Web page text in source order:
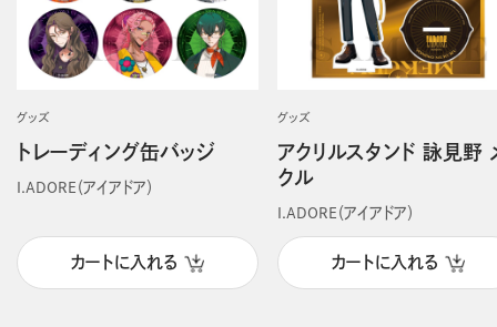
グッズ
トレーディング缶バッジ
I.ADORE（アイアドア）
カートに入れる
グッズ
アクリルスタンド 詠見野
クル
I.ADORE（アイアドア）
カートに入れる